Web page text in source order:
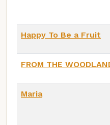
Happy To Be a Fruit
FROM THE
Maria